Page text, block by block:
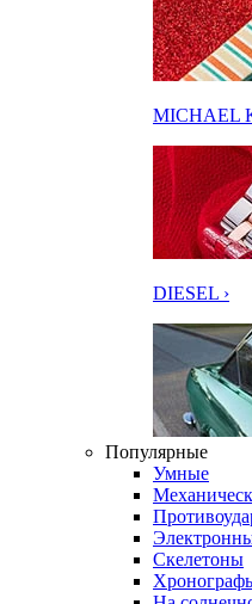
MICHAEL
DIESEL ›
Популярные
Умные
Скелетоны